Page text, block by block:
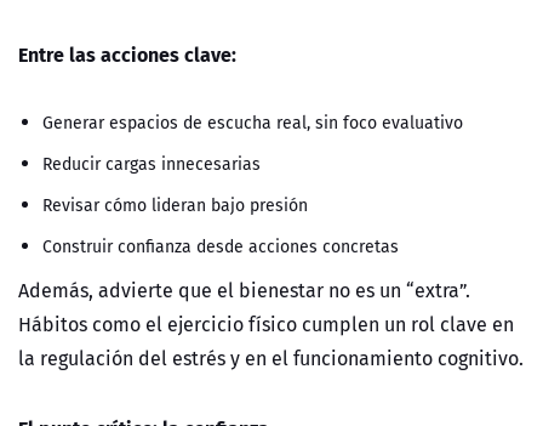
Entre las acciones clave:
Generar espacios de escucha real, sin foco evaluativo
Reducir cargas innecesarias
Revisar cómo lideran bajo presión
Construir confianza desde acciones concretas
Además, advierte que el bienestar no es un “extra”.
Hábitos como el ejercicio físico cumplen un rol clave en
la regulación del estrés y en el funcionamiento cognitivo.